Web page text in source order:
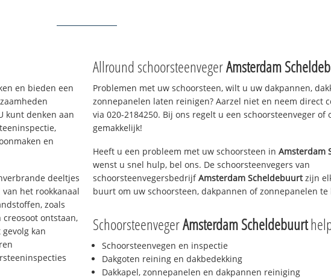
en bieden een
kunt denken aan
en
deeltjes
het rookkanaal
zoals
ontstaan,
kan
Allround schoorsteenvegerAmsterdam
Problemen met uw schoorsteen, wilt u uw dakpannen,
zonnepanelen laten reinigen? Aarzel niet en neem direct
via 020-2184250. Bij ons regelt u een schoorsteenveger of
gemakkelijk!
Heeft u een probleem met uw schoorsteen in Amsterdam
wenst u snel hulp, bel ons. De schoorsteenvegers van
schoorsteenvegersbedrijfAmsterdam Scheldebuurtzijn
buurt om uw schoorsteen, dakpannen of zonnepanelen
SchoorsteenvegerAmsterdam Scheldebuurt
Schoorsteenvegen en inspectie
Dakgoten reining en dakbedekking
Dakkapel, zonnepanelen en dakpannen reiniging